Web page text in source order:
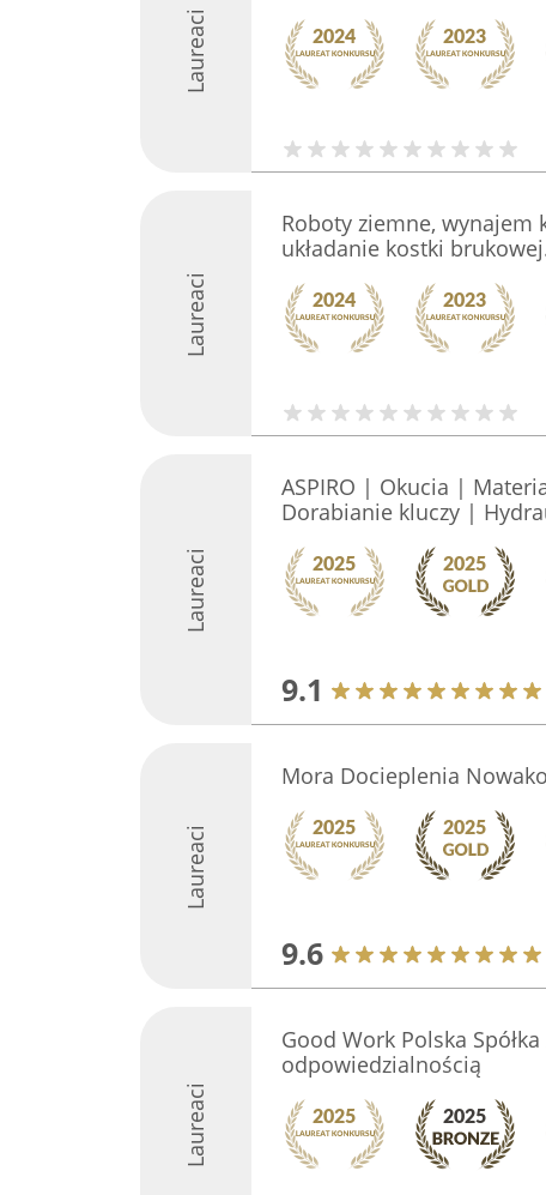
Laureaci
Laureaci
Roboty ziemne, wynajem
układanie kostki
Laureaci
ASPIRO | Okucia |
Dorabianie kluczy |
9.1
Laureaci
Mora Docieplenia
9.6
Laureaci
Good Work Polska
odpowiedzialnością